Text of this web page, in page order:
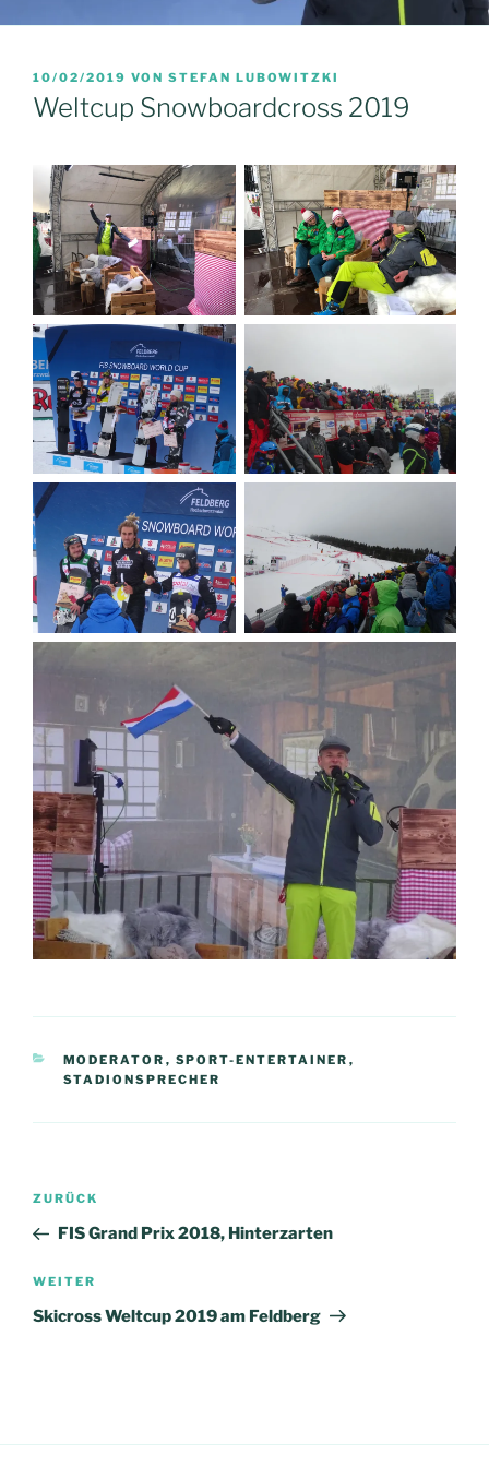
VERÖFFENTLICHT
AM
10/02/2019 VON STEFAN LUBOWITZKI
Weltcup Snowboardcross 2019
KATEGORIEN
MODERATOR , SPORT-ENTERTAINER ,
STADIONSPRECHER
Beitragsnavigation
Vorheriger
Beitrag
ZURÜCK
FIS Grand Prix 2018, Hinterzarten
Nächster
Beitrag
WEITER
Skicross Weltcup 2019 am Feldberg